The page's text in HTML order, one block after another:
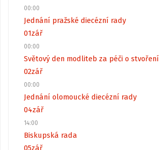
00:00
Jednání pražské diecézní rady
01zář
00:00
Světový den modliteb za péči o stvoření
02zář
00:00
Jednání olomoucké diecézní rady
04zář
14:00
Biskupská rada
05zář